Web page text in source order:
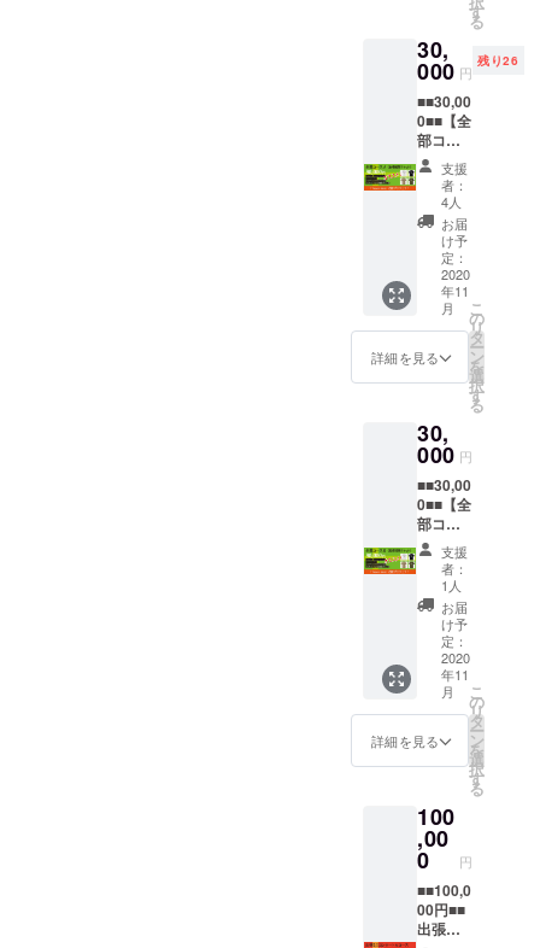
2020が
コロナ
ウィル
ス感染
対策ガ
イドラ
インに
より、
無観客
イベン
トに
なった
場合、
「配信
視聴チ
ト」に
変更に
りま
す。予
めご了
承くだ
さい。
※観覧チ
ケット
有効期
限：開
催当日
のみに
限りま
す ※配
信視聴
チケッ
なった
場合、
から14
日間視
聴でき
ます。
ナルT
シャツ×
カラー
とサイ
ズをお
選びく
ださ
い。 ③
フィド
ラーズ
フェス
配信視
聴チ
ケット
※チケッ
トは開
催3日間
から1公
びいた
だけま
す。 ※
プロ
ジェク
ト終了
後、視
聴招待
URLを
メール
にてお
伝え致
しま
す。 ※
開催日
日間視
聴でき
お礼
メール
ご支援
頂いた
お礼と
して感
謝メッ
セージ
をお送
りしま
す。 ②
オリジ
ナルT
シャツ
×2枚 ※
カラー
とサイ
い。 ③
フィド
フェス
会場観
覧チ
ケット2
名（ペ
ア1枚）
※チケッ
トは開
催3日間
から1公
演お選
びいた
す。 ※
万が
ラーズ
フェス
2020が
ウィル
ス感染
対策ガ
でお好
きな金
額を上
乗せす
る事が
出来ま
す。 頂
いたご
支援は
活動継
続のた
め、大
切に使
わせて
頂きま
す。 配
信視聴
して、
家族み
んなで
フェス
を楽し
もう！
①お礼
メール
ご支援
頂いた
お礼と
して感
謝メッ
セージ
をお送
りしま
す。 ②
×2枚 ※
カラー
とサイ
ズをお
選びく
ださ
い。 ③
す
る
30,
000 円
残り26
■■30,00
0■■【全
部コー
スA（会
場観覧
チケッ
ト）】
皆様の
ご支援
お待ち
してい
ます。
リター
ンを選
択後、
次の画
好きな
金額を
上乗せ
する事
が出来
ます。
頂いた
ご支援
は活動
継続の
ため、
大切に
使わせ
て頂き
ます。
配信視
聴チ
て、家
族みん
なで
フェス
を楽し
もう！
①お礼
支援
者：
4人
お届
け予
定：
2020
年11
月
詳細を見る
こ
の
リ
タ
ー
ン
を
選
択
す
る
30,
000 円
■■30,00
0■■【全
部コー
スB（配
信視聴
チケッ
ト）】
皆様の
ご支援
お待ち
してい
ます。
リター
ンを選
択後、
次の画
好きな
金額を
上乗せ
する事
が出来
ます。
頂いた
支援
者：
1人
お届
け予
定：
2020
年11
月
詳細を見る
こ
の
リ
タ
ー
ン
を
選
択
す
る
100
,00
0 円
■■100,0
00円■■
出張ミ